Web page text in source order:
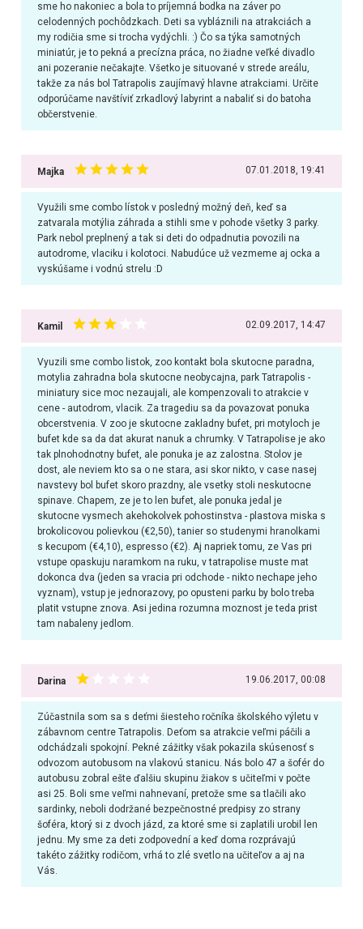
sme ho nakoniec a bola to príjemná bodka na záver po
celodenných pochôdzkach. Deti sa vybláznili na atrakciách a
my rodičia sme si trocha vydýchli. :) Čo sa týka samotných
miniatúr, je to pekná a precízna práca, no žiadne veľké divadlo
ani pozeranie nečakajte. Všetko je situované v strede areálu,
takže za nás bol Tatrapolis zaujímavý hlavne atrakciami. Určite
odporúčame navštíviť zrkadlový labyrint a nabaliť si do batoha
občerstvenie.
Majka 07.01.2018, 19:41
Využili sme combo lístok v posledný možný deň, keď sa
zatvarala motýlia záhrada a stihli sme v pohode všetky 3 parky.
Park nebol preplnený a tak si deti do odpadnutia povozili na
autodrome, vlaciku i kolotoci. Nabudúce už vezmeme aj ocka a
vyskúšame i vodnú strelu :D
Kamil 02.09.2017, 14:47
Vyuzili sme combo listok, zoo kontakt bola skutocne paradna,
motylia zahradna bola skutocne neobycajna, park Tatrapolis -
miniatury sice moc nezaujali, ale kompenzovali to atrakcie v
cene - autodrom, vlacik. Za tragediu sa da povazovat ponuka
obcerstvenia. V zoo je skutocne zakladny bufet, pri motyloch je
bufet kde sa da dat akurat nanuk a chrumky. V Tatrapolise je ako
tak plnohodnotny bufet, ale ponuka je az zalostna. Stolov je
dost, ale neviem kto sa o ne stara, asi skor nikto, v case nasej
navstevy bol bufet skoro prazdny, ale vsetky stoli neskutocne
spinave. Chapem, ze je to len bufet, ale ponuka jedal je
skutocne vysmech akehokolvek pohostinstva - plastova miska s
brokolicovou polievkou (€2,50), tanier so studenymi hranolkami
s kecupom (€4,10), espresso (€2). Aj napriek tomu, ze Vas pri
vstupe opaskuju naramkom na ruku, v tatrapolise muste mat
dokonca dva (jeden sa vracia pri odchode - nikto nechape jeho
vyznam), vstup je jednorazovy, po opusteni parku by bolo treba
platit vstupne znova. Asi jedina rozumna moznost je teda prist
tam nabaleny jedlom.
Darina 19.06.2017, 00:08
Zúčastnila som sa s deťmi šiesteho ročníka školského výletu v
zábavnom centre Tatrapolis. Deťom sa atrakcie veľmi páčili a
odchádzali spokojní. Pekné zážitky však pokazila skúsenosť s
odvozom autobusom na vlakovú stanicu. Nás bolo 47 a šofér do
autobusu zobral ešte ďalšiu skupinu žiakov s učiteľmi v počte
asi 25. Boli sme veľmi nahnevaní, pretože sme sa tlačili ako
sardinky, neboli dodržané bezpečnostné predpisy zo strany
šoféra, ktorý si z dvoch jázd, za ktoré sme si zaplatili urobil len
jednu. My sme za deti zodpovední a keď doma rozprávajú
takéto zážitky rodičom, vrhá to zlé svetlo na učiteľov a aj na
Vás.